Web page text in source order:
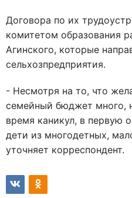
Договора по их
комитетом образования
Агинского, которые
сельхозпредприятия.
- Несмотря на то, что
семейный бюджет много,
время каникул, в первую
дети из многодетных,
уточняет корреспондент.